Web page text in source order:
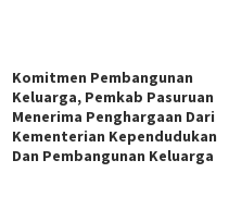
Komitmen Pembangunan
Keluarga, Pemkab Pasuruan
Menerima Penghargaan Dari
Kementerian Kependudukan
Dan Pembangunan Keluarga